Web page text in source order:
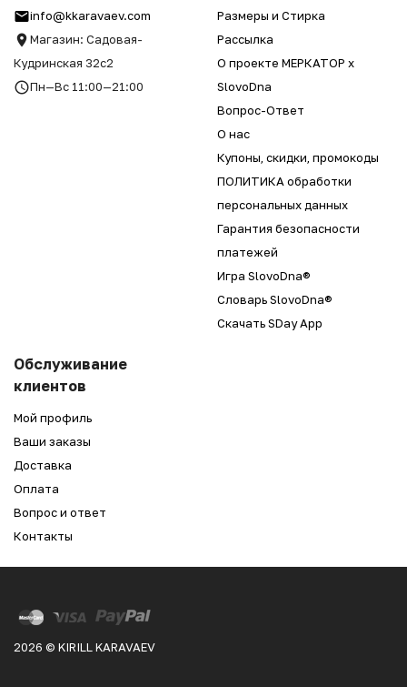
info@kkaravaev.com
Магазин: Садовая-
Кудринская 32с2
Пн—Вс 11:00—21:00
Размеры и Стирка
Рассылка
О проекте МЕРКАТОР x
SlovoDna
Вопрос-Ответ
О нас
Купоны, скидки, промокоды
ПОЛИТИКА обработки
персональных данных
Гарантия безопасности
платежей
Игра SlovoDna®
Словарь SlovoDna®
Скачать SDay App
Обслуживание
клиентов
Мой профиль
Ваши заказы
Доставка
Оплата
Вопрос и ответ
Контакты
2026 © KIRILL KARAVAEV